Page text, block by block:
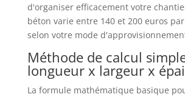
d'organiser efficacement votre
béton varie entre 140 et 200 euros
selon votre mode
Méthode de calcul
longueur x largeur x
La formule mathématique basique